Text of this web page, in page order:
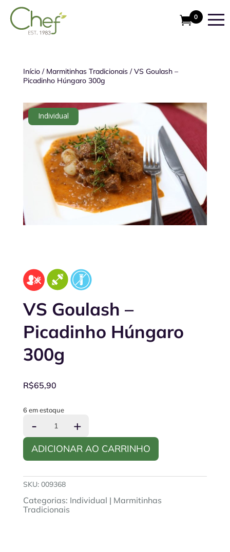
0
Início/ Marmitinhas Tradicionais/VS Goulash –
Picadinho Húngaro 300g
Individual
VS Goulash –
Picadinho Húngaro
300g
R$65,90
6 em estoque
-
Goulash
-
Picadinho
quantidade
+
ADICIONAR AO CARRINHO
SKU: 009368
Categorias: Individual | Marmitinhas
Tradicionais